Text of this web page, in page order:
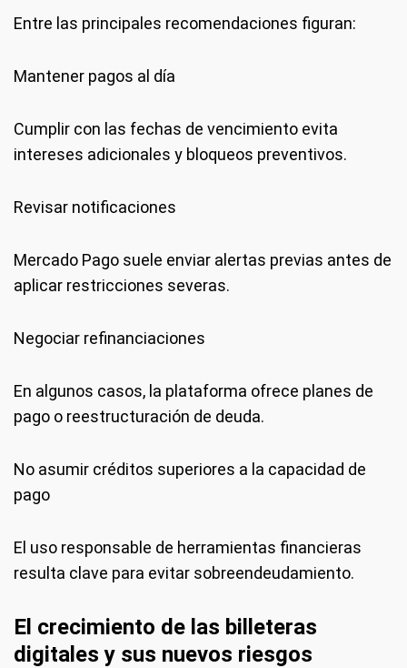
Entre las principales recomendaciones figuran:
Mantener pagos al día
Cumplir con las fechas de vencimiento evita
intereses adicionales y bloqueos preventivos.
Revisar notificaciones
Mercado Pago suele enviar alertas previas antes de
aplicar restricciones severas.
Negociar refinanciaciones
En algunos casos, la plataforma ofrece planes de
pago o reestructuración de deuda.
No asumir créditos superiores a la capacidad de
pago
El uso responsable de herramientas financieras
resulta clave para evitar sobreendeudamiento.
El crecimiento de las billeteras
digitales y sus nuevos riesgos